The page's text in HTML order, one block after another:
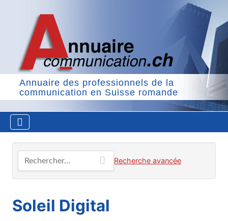
Annuaire des professionnels de la
communication en Suisse romande
Recherche avancée
Soleil Digital